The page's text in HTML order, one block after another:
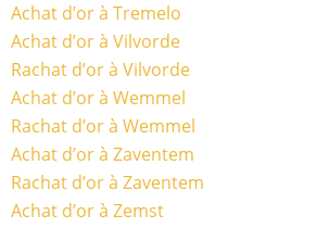
Achat d’or à Tremelo
Achat d’or à Vilvorde
Rachat d’or à Vilvorde
Achat d’or à Wemmel
Rachat d’or à Wemmel
Achat d’or à Zaventem
Rachat d’or à Zaventem
Achat d’or à Zemst